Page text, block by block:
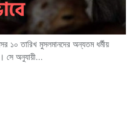
১০ তারিখ মুসলমানদের অন্যতম ধর্মীয়
সে অনুযায়ী...